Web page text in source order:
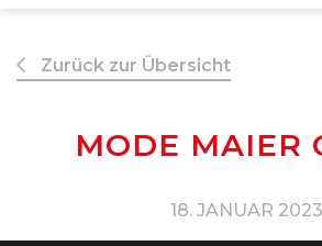
Zurück zur Übersicht
MODE MAIER
18. JANUAR 2023